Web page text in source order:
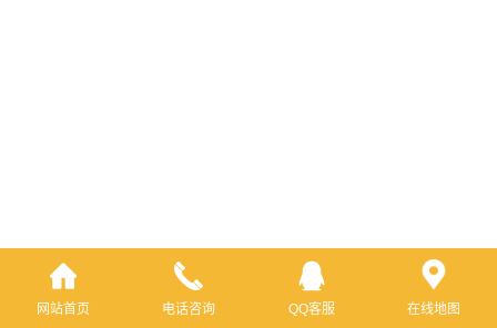
网站首页 电话咨询 QQ客服 在线地图